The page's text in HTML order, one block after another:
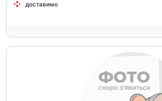
доставимо